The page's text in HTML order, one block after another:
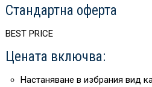
Стандартна оферта
BEST PRICE
Цената включва:
Настаняване в избрания вид